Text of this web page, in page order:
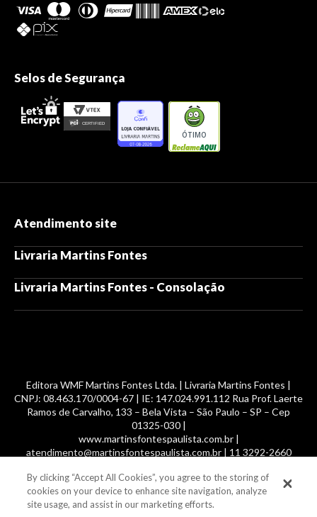
Selos de Segurança
ÓTIMO
Atendimento site
Livraria Martins Fontes
Livraria Martins Fontes - Consolação
Editora WMF Martins Fontes Ltda. | Livraria Martins Fontes |
CNPJ: 08.463.170/0004-67 | IE: 147.024.991.112 Rua Prof. Laerte
Ramos de Carvalho, 133 – Bela Vista – São Paulo – SP – Cep
01325-030 |
www.martinsfontespaulista.com.br |
atendimento@martinsfontespaulista.com.br | 11 3292-2660
© 2014 -2026, MartinsFontes livros nacionais e importados,
com mais de 700 mil títulos. Todos os direitos reservados.
By clicking “Accept All Cookies”, you agree to the storing of
cookies on your device to enhance site navigation, analyze
site usage, and assist in our marketing efforts.